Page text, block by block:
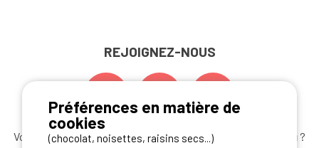
REJOIGNEZ-NOUS
Vous souhaitez bénéficier desmeilleures offres camping ?
Préférences en matière de
cookies
(chocolat, noisettes, raisins secs...)